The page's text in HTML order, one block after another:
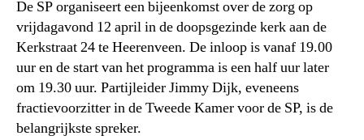
De SP organiseert een bijeenkomst over de zorg op
vrijdagavond 12 april in de doopsgezinde kerk aan de
Kerkstraat 24 te Heerenveen. De inloop is vanaf 19.00
uur en de start van het programma is een half uur later
om 19.30 uur. Partijleider Jimmy Dijk, eveneens
fractievoorzitter in de Tweede Kamer voor de SP, is de
belangrijkste spreker.